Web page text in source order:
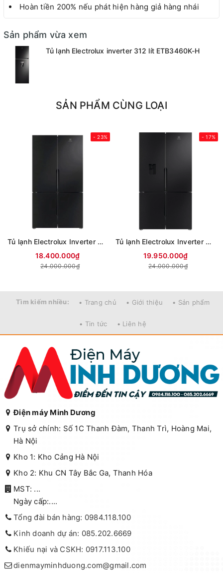
Hoàn tiền 200% nếu phát hiện hàng giả hàng nhái
Sản phẩm vừa xem
Tủ lạnh Electrolux inverter 312 lít ETB3460K-H
SẢN PHẨM CÙNG LOẠI
- 23%
Tủ lạnh Electrolux Inverter 564 lít Multi Door EQE5700B-B
18.400.000₫
24.000.000₫
- 17%
Tủ lạnh Electrolux Inverter 562 lít Multi Door EQE5760B-B
19.950.000₫
24.000.000₫
Tìm kiếm nhiều: • Trang chủ • Giới thiệu • Sản phẩm
• Tin tức • Liên hệ
Điện máy Minh Dương
Trụ sở chính: Số 1C Thanh Đàm, Thanh Trì, Hoàng Mai,
Hà Nội
Kho 1: Kho Cảng Hà Nội
Kho 2: Khu CN Tây Bắc Ga, Thanh Hóa
MST: ...
Ngày cấp:....
Tổng đài bán hàng: 0984.118.100
Kinh doanh dự án: 085.202.6669
Khiếu nại và CSKH: 0917.113.100
dienmayminhduong.com@gmail.com